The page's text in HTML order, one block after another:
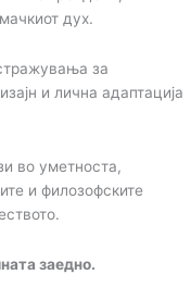
дух.
за
и лична адаптација
во уметноста,
и филозофските
заедно.